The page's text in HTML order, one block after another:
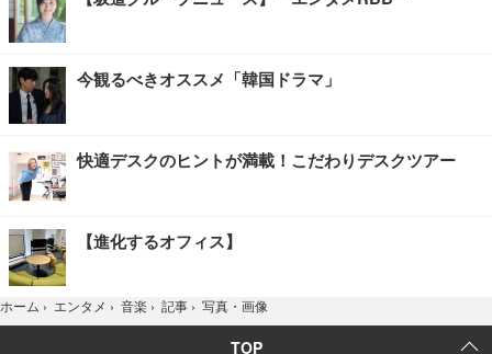
今観るべきオススメ「韓国ドラマ」
快適デスクのヒントが満載！こだわりデスクツアー
【進化するオフィス】
ホーム › エンタメ › 音楽 › 記事 › 写真・画像
TOP